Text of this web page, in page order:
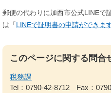
郵便の代わりに加西市公式LINEで
は「 LINEで証明書の申請ができま
このページに関する問合
税務課
Tel：0790-42-8712
Fax：